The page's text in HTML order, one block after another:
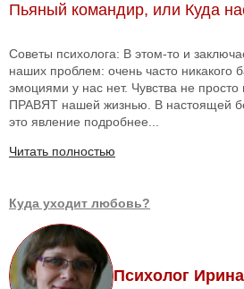
Пьяный командир, или Куда
Советы психолога: В этом-то и
наших проблем: очень часто никакого
эмоциями у нас нет. Чувства не
ПРАВЯТ нашей жизнью. В настоящей
это явление подробнее...
Читать полностью
Куда уходит любовь?
Психолог